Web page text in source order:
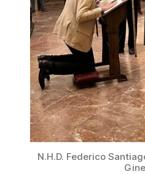
N.H.D. Federico